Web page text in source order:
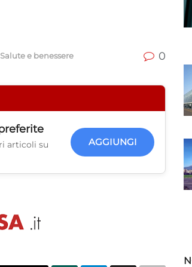
Salute e benessere 0
articoli su
AGGIUNGI